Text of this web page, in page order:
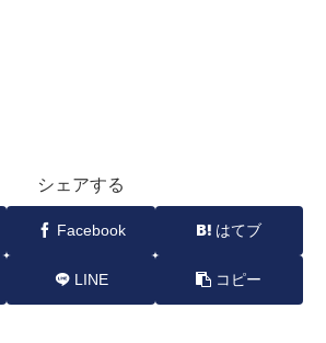
シェアする
Facebook はてブ
LINE コピー